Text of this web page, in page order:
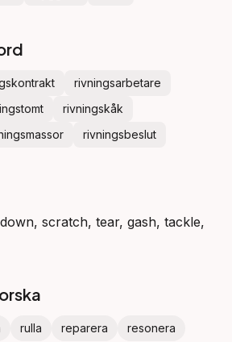
rivningsarbetare
rivningskåk
rivningsbeslut
scratch, tear, gash, tackle,
rulla reparera resonera